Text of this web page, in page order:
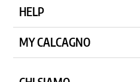
HELP
MY CALCAGNO